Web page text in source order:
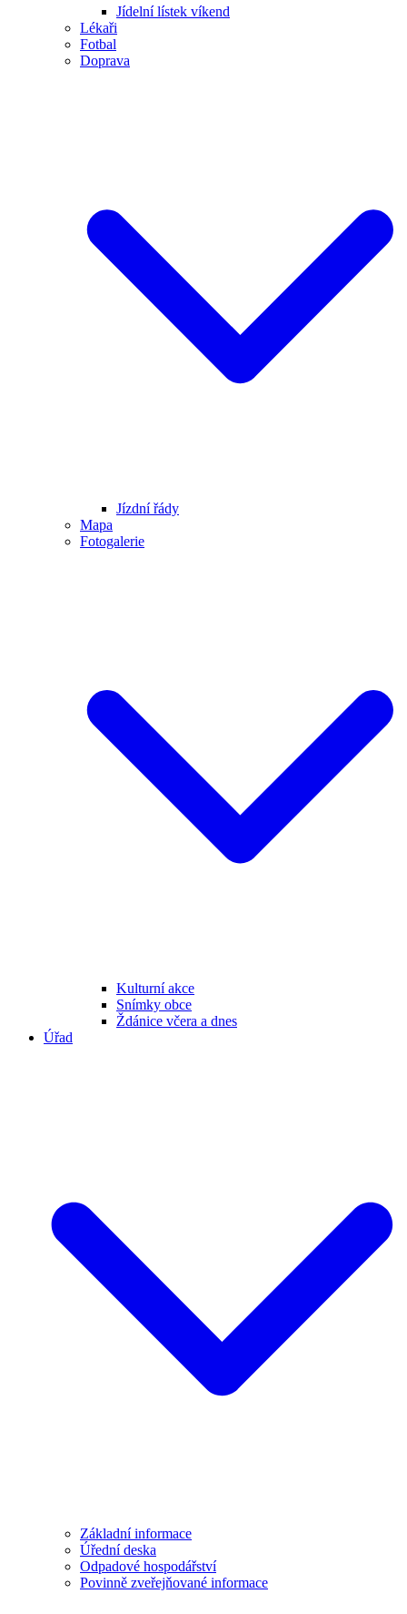
Jídelní lístek víkend
Lékaři
Fotbal
Doprava
Jízdní řády
Mapa
Fotogalerie
Kulturní akce
Snímky obce
Ždánice včera a dnes
Úřad
Základní informace
Úřední deska
Odpadové hospodářství
Povinně zveřejňované informace